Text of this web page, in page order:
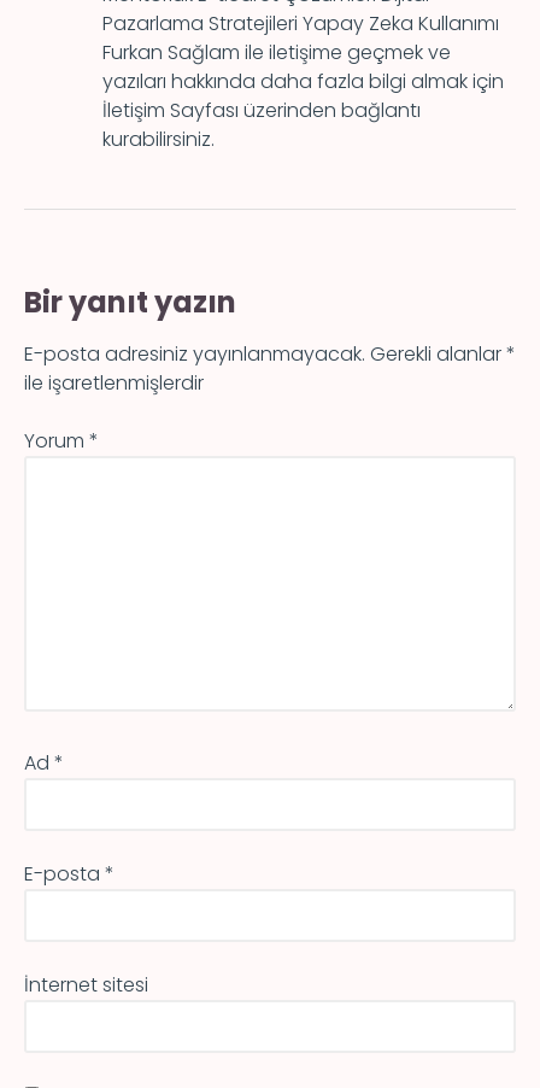
Pazarlama Stratejileri Yapay Zeka Kullanımı
Furkan Sağlam ile iletişime geçmek ve
yazıları hakkında daha fazla bilgi almak için
İletişim Sayfası üzerinden bağlantı
kurabilirsiniz.
Bir yanıt yazın
E-posta adresiniz yayınlanmayacak. Gerekli alanlar*
ile işaretlenmişlerdir
Yorum *
Ad *
E-posta *
İnternet sitesi